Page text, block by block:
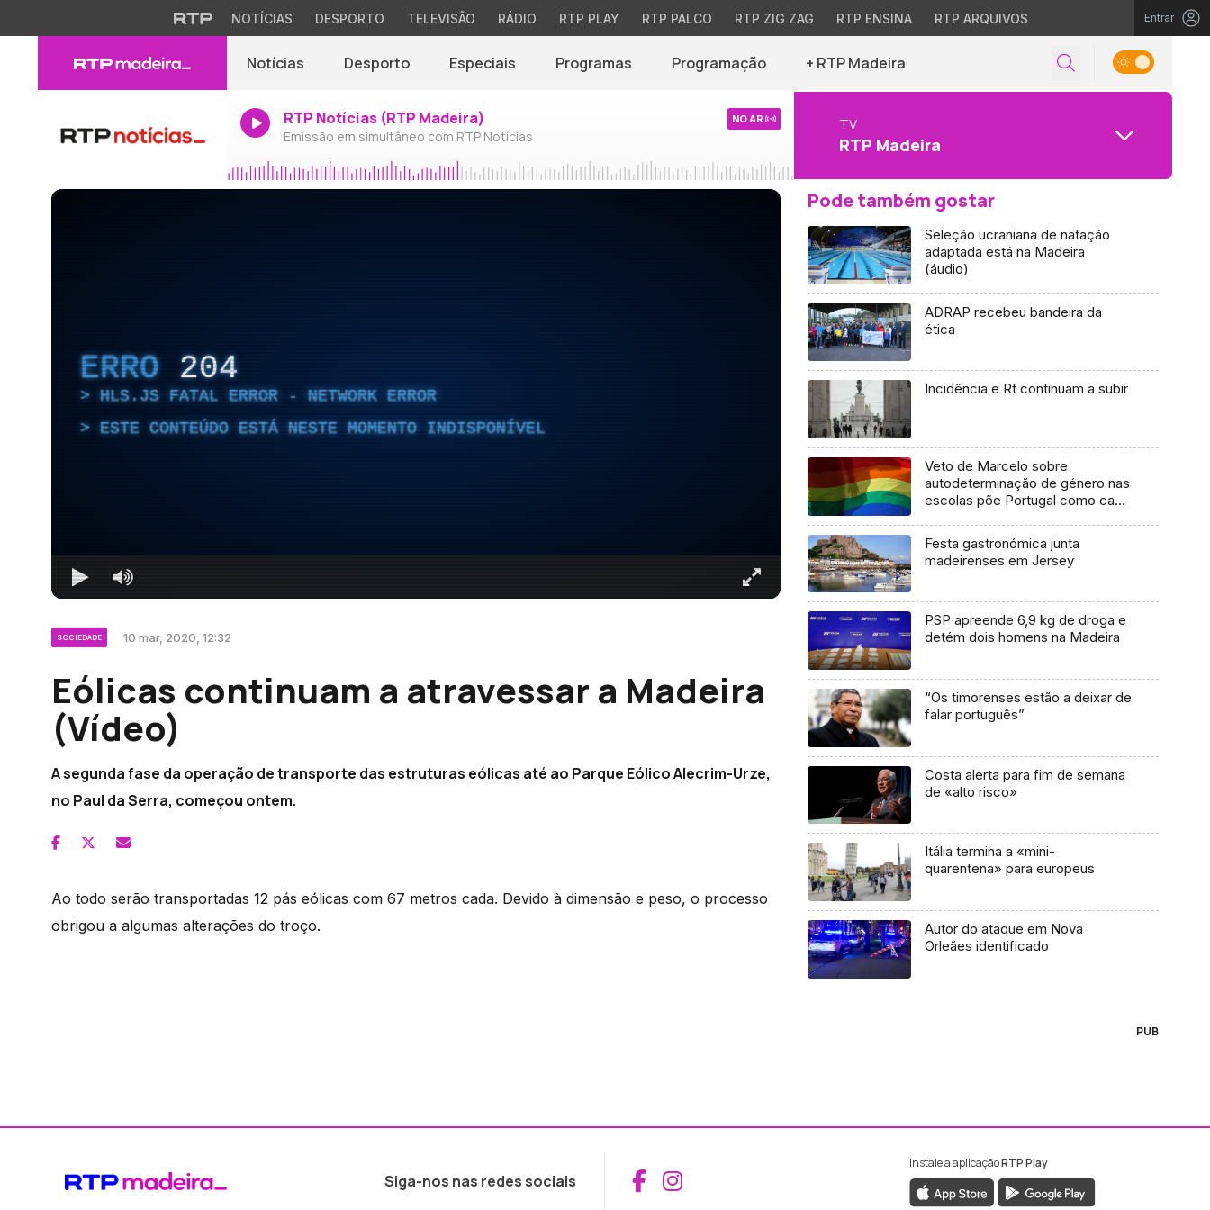
NOTÍCIAS DESPORTO TELEVISÃO RÁDIO RTP PLAY RTP PALCO RTP ZIG ZAG RTP ENSINA RTP ARQUIVOS Entrar
Notícias Desporto Especiais Programas Programação + RTP Madeira
RTP Notícias (RTP Madeira)
Emissão em simultâneo com RTP Notícias
NO AR TV
RTP Madeira
ERRO 204
HLS.JS FATAL ERROR - NETWORK ERROR
ESTE CONTEÚDO ESTÁ NESTE MOMENTO INDISPONÍVEL
SOCIEDADE 10 mar, 2020, 12:32
Eólicas continuam a atravessar a Madeira
(Vídeo)
A segunda fase da operação de transporte das estruturas eólicas até ao Parque Eólico Alecrim-Urze,
no Paul da Serra, começou ontem.
Ao todo serão transportadas 12 pás eólicas com 67 metros cada. Devido à dimensão e peso, o processo
obrigou a algumas alterações do troço.
Pode também gostar
Seleção ucraniana de natação
adaptada está na Madeira
(áudio)
ADRAP recebeu bandeira da
ética
Incidência e Rt continuam a subir
Veto de Marcelo sobre
autodeterminação de género nas
escolas põe Portugal como caso
Festa gastronómica junta
madeirenses em Jersey
PSP apreende 6,9 kg de droga e
detém dois homens na Madeira
“Os timorenses estão a deixar de
falar português”
Costa alerta para fim de semana
de «alto risco»
Itália termina a «mini-
quarentena» para europeus
Autor do ataque em Nova
Orleães identificado
PUB
Siga-nos nas redes sociais Aceder ao Facebook da RTP Madeira
Aceder ao Instagram da RTP Madeira
Instale a aplicaçãoRTP Play